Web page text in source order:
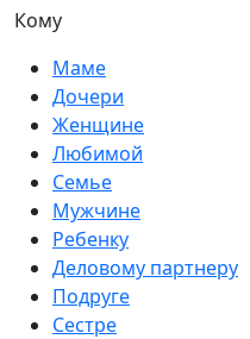
Кому
Маме
Дочери
Женщине
Любимой
Семье
Мужчине
Ребенку
Деловому партнеру
Подруге
Сестре